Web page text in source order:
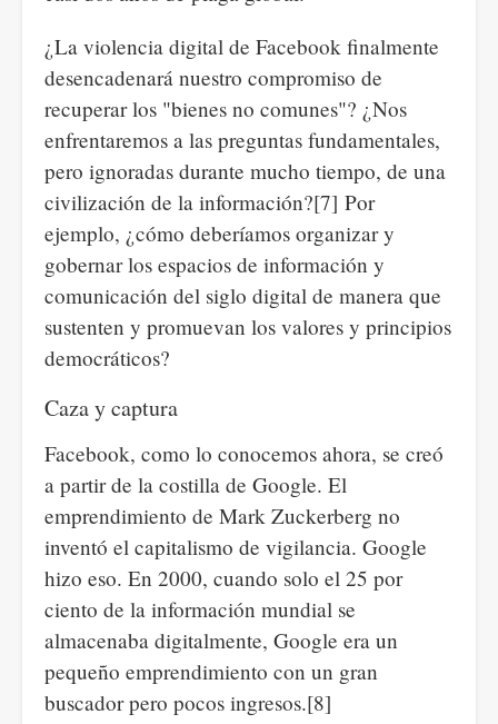
¿La violencia digital de Facebook finalmente
desencadenará nuestro compromiso de
recuperar los "bienes no comunes"? ¿Nos
enfrentaremos a las preguntas fundamentales,
pero ignoradas durante mucho tiempo, de una
civilización de la información?[7] Por
ejemplo, ¿cómo deberíamos organizar y
gobernar los espacios de información y
comunicación del siglo digital de manera que
sustenten y promuevan los valores y principios
democráticos?
Caza y captura
Facebook, como lo conocemos ahora, se creó
a partir de la costilla de Google. El
emprendimiento de Mark Zuckerberg no
inventó el capitalismo de vigilancia. Google
hizo eso. En 2000, cuando solo el 25 por
ciento de la información mundial se
almacenaba digitalmente, Google era un
pequeño emprendimiento con un gran
buscador pero pocos ingresos.[8]